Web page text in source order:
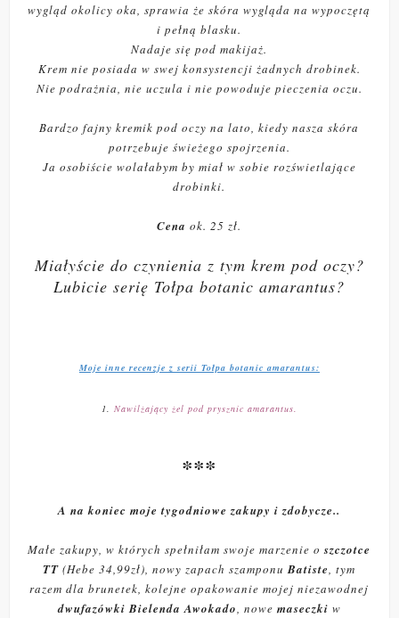
wygląd okolicy oka, sprawia że skóra wygląda na wypoczętą
i pełną blasku.
Nadaje się pod makijaż.
Krem nie posiada w swej konsystencji żadnych drobinek.
Nie podrażnia, nie uczula i nie powoduje pieczenia oczu.
Bardzo fajny kremik pod oczy na lato, kiedy nasza skóra
potrzebuje świeżego spojrzenia.
Ja osobiście wolałabym by miał w sobie rozświetlające
drobinki.
Cena ok. 25 zł.
Miałyście do czynienia z tym krem pod oczy?
Lubicie serię Tołpa botanic amarantus?
Moje inne recenzje z serii Tołpa botanic amarantus:
1. Nawilżający żel pod prysznic amarantus.
***
A na koniec moje tygodniowe zakupy i zdobycze..
Małe zakupy, w których spełniłam swoje marzenie oszczotce
TT (Hebe 34,99zł), nowy zapach szamponuBatiste, tym
razem dla brunetek, kolejne opakowanie mojej niezawodnej
dwufazówki Bielenda Awokado, nowe maseczki w